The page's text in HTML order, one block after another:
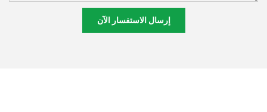
إرسال الاستفسار الآن